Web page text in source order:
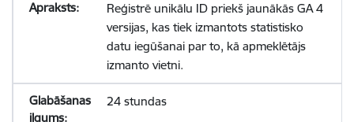
Reģistrē unikālu ID priekš jaunākās GA 4
versijas, kas tiek izmantots statistisko
datu iegūšanai par to, kā apmeklētājs
izmanto vietni.
24 stundas